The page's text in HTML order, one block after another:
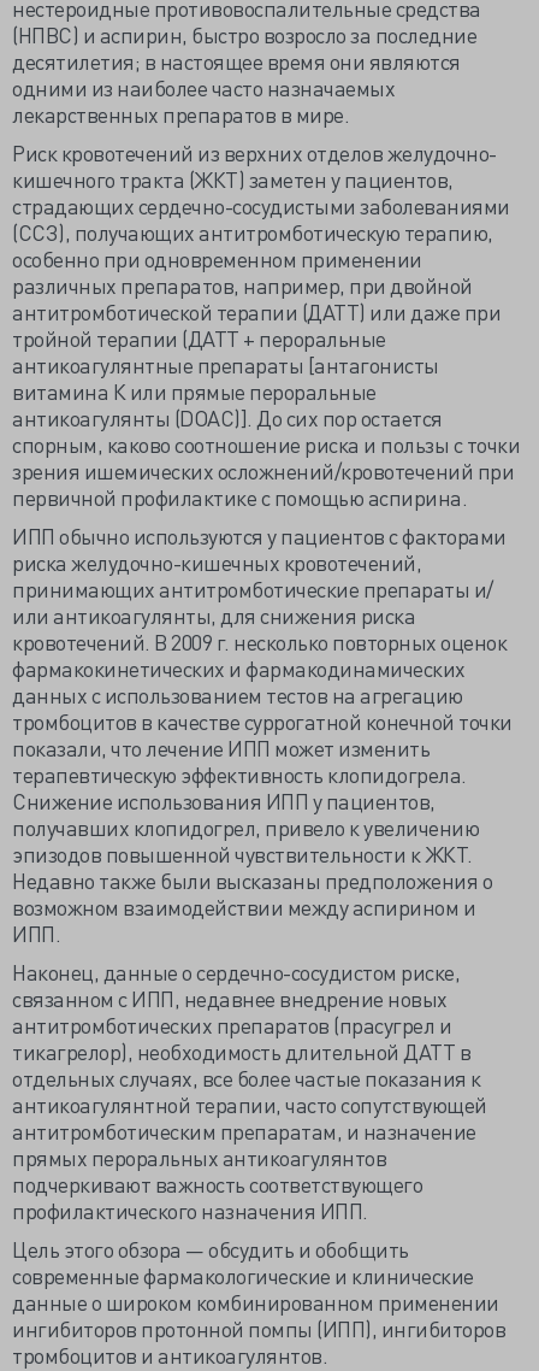
нестероидные противовоспалительные средства
(НПВС) и аспирин, быстро возросло за последние
десятилетия; в настоящее время они являются
одними из наиболее часто назначаемых
лекарственных препаратов в мире.
Риск кровотечений из верхних отделов желудочно-
кишечного тракта (ЖКТ) заметен у пациентов,
страдающих сердечно-сосудистыми заболеваниями
(ССЗ), получающих антитромботическую терапию,
особенно при одновременном применении
различных препаратов, например, при двойной
антитромботической терапии (ДАТТ) или даже при
тройной терапии (ДАТТ + пероральные
антикоагулянтные препараты [антагонисты
витамина К или прямые пероральные
антикоагулянты (DOAC)]. До сих пор остается
спорным, каково соотношение риска и пользы с точки
зрения ишемических осложнений/кровотечений при
первичной профилактике с помощью аспирина.
ИПП обычно используются у пациентов с факторами
риска желудочно-кишечных кровотечений,
принимающих антитромботические препараты и/
или антикоагулянты, для снижения риска
кровотечений. В 2009 г. несколько повторных оценок
фармакокинетических и фармакодинамических
данных с использованием тестов на агрегацию
тромбоцитов в качестве суррогатной конечной точки
показали, что лечение ИПП может изменить
терапевтическую эффективность клопидогрела.
Снижение использования ИПП у пациентов,
получавших клопидогрел, привело к увеличению
эпизодов повышенной чувствительности к ЖКТ.
Недавно также были высказаны предположения о
возможном взаимодействии между аспирином и
ИПП.
Наконец, данные о сердечно-сосудистом риске,
связанном с ИПП, недавнее внедрение новых
антитромботических препаратов (прасугрел и
тикагрелор), необходимость длительной ДАТТ в
отдельных случаях, все более частые показания к
антикоагулянтной терапии, часто сопутствующей
антитромботическим препаратам, и назначение
прямых пероральных антикоагулянтов
подчеркивают важность соответствующего
профилактического назначения ИПП.
Цель этого обзора — обсудить и обобщить
современные фармакологические и клинические
данные о широком комбинированном применении
ингибиторов протонной помпы (ИПП), ингибиторов
тромбоцитов и антикоагулянтов.